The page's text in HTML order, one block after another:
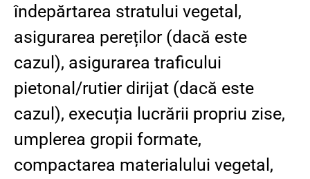
îndepărtarea stratului vegetal,
asigurarea pereților (dacă este
cazul), asigurarea traficului
pietonal/rutier dirijat (dacă este
cazul), execuția lucrării propriu zise,
umplerea gropii formate,
compactarea materialului vegetal,